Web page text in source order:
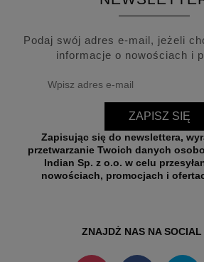
Podaj swój adres e-mail, jeżeli
informacje o nowościach i
ZAPISZ SIĘ
Zapisując się do newslettera,
przetwarzanie Twoich danych
Indian Sp. z o.o. w celu przesyłania informacji o
nowościach, promocjach i
ZNAJDŻ NAS NA